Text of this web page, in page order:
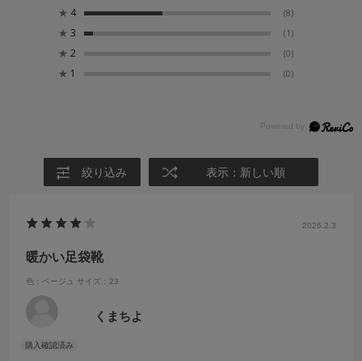
★ 4 (8)
★ 3 (1)
★ 2 (0)
★ 1 (0)
絞り込み 表示：新しい順
2026.2.3
暖かい足袋靴
色：ベージュ サイズ：23
くまちよ